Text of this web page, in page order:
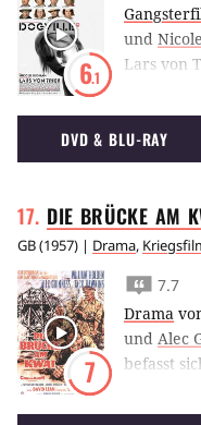
6.1
und
Lars von
Örtchen
DVD & BLU-RAY
DIE BRÜCKE AM
GB(1957) | Drama,
7
7.7
Drama
und Alec
befasst
Auftrag